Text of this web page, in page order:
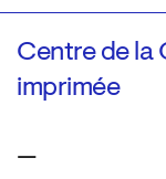
Centre de la
imprimée
—